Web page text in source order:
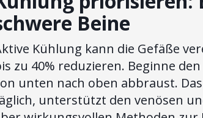
Beine
Kühlung kann die Gefäße
zu 40% reduzieren. Beginne
unten nach oben abbraust.
unterstützt den venösen